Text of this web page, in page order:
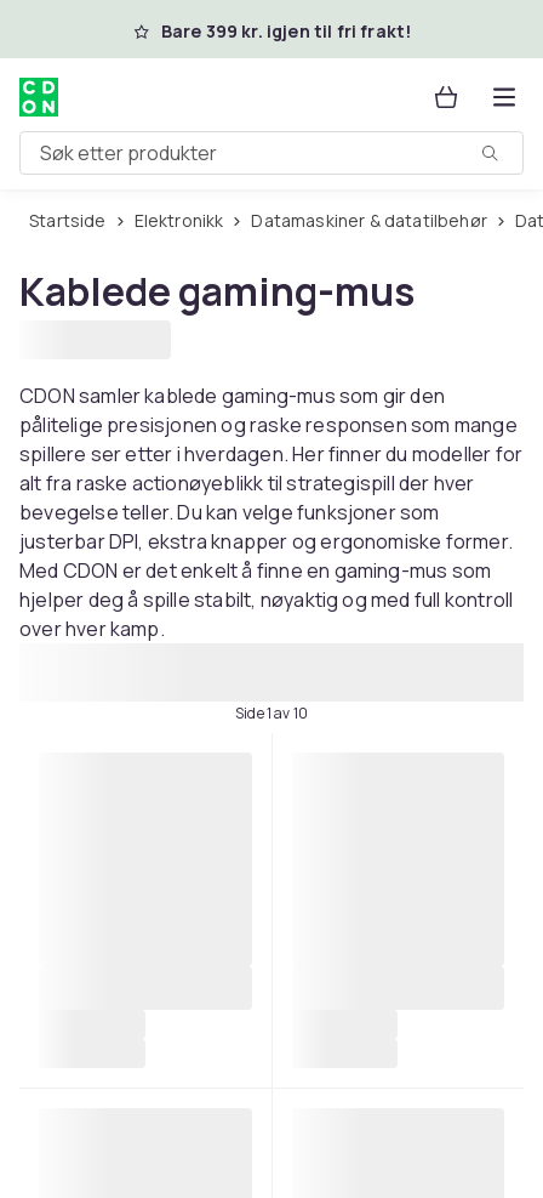
Hopp til hovedinnholdBare 399 kr. igjen til fri frakt!
Søk etter produkter
Startside Elektronikk Datamaskiner & datatilbehør
Kablede gaming-mus
CDON samler kablede gaming-mus som gir den
pålitelige presisjonen og raske responsen som mange
spillere ser etter i hverdagen. Her finner du modeller for
alt fra raske actionøyeblikk til strategispill der hver
bevegelse teller. Du kan velge funksjoner som
justerbar DPI, ekstra knapper og ergonomiske former.
Med CDON er det enkelt å finne en gaming-mus som
hjelper deg å spille stabilt, nøyaktig og med full kontroll
over hver kamp.
Side 1 av 10